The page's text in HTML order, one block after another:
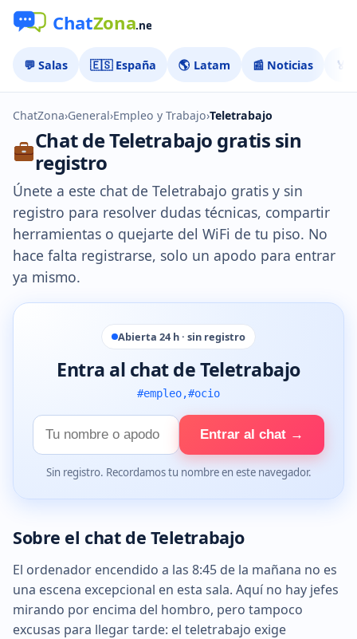
💬 Salas 🇪🇸 España 🌎 Latam 📰 Noticias 🏅
ChatZona›General›Empleo y Trabajo›Teletrabajo
Chat de Teletrabajo gratis sin
registro
Únete a este chat de Teletrabajo gratis y sin
registro para resolver dudas técnicas, compartir
herramientas o quejarte del WiFi de tu piso. No
hace falta registrarse, solo un apodo para entrar
ya mismo.
Abierta 24 h · sin registro
Entra al chat de Teletrabajo
#empleo,#ocio
Tu
nombre
Entrar al chat →
Sin registro. Recordamos tu nombre en este navegador.
Sobre el chat de Teletrabajo
El ordenador encendido a las 8:45 de la mañana no es
una escena excepcional en esta sala. Aquí no hay jefes
mirando por encima del hombro, pero tampoco
excusas para llegar tarde: el teletrabajo exige